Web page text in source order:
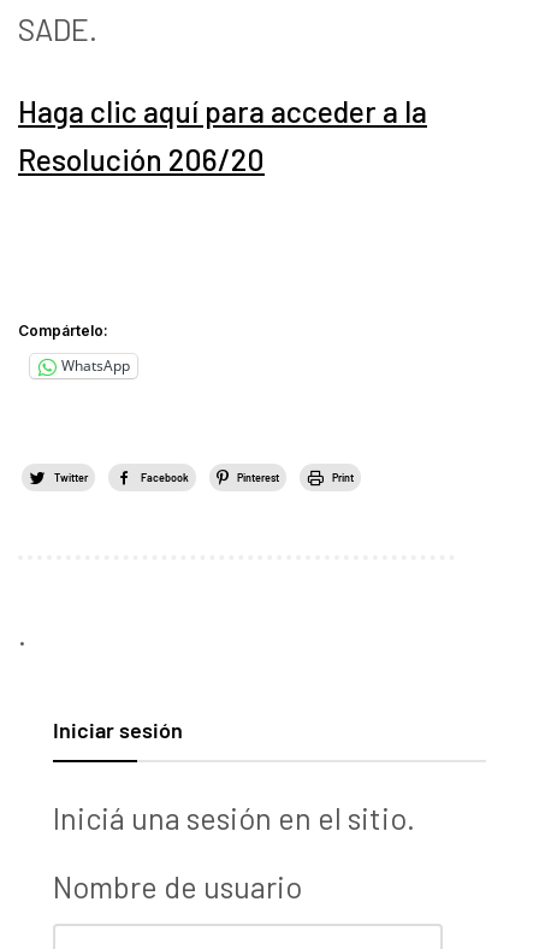
SADE.
Haga clic aquí para acceder a la
Resolución 206/20
Compártelo:
WhatsApp
Twitter Facebook Pinterest Print
.
Iniciar sesión
Iniciá una sesión en el sitio.
Nombre de usuario